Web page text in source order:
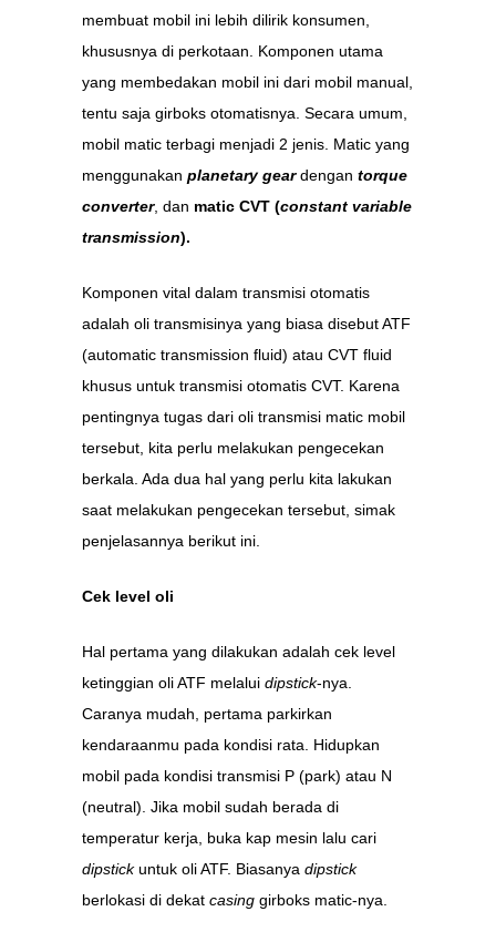
membuat mobil ini lebih dilirik konsumen,
khususnya di perkotaan. Komponen utama
yang membedakan mobil ini dari mobil manual,
tentu saja girboks otomatisnya. Secara umum,
mobil matic terbagi menjadi 2 jenis. Matic yang
menggunakan planetary geardengan torque
converter, dan matic CVT (constant variable
transmission).
Komponen vital dalam transmisi otomatis
adalah oli transmisinya yang biasa disebut ATF
(automatic transmission fluid) atau CVT fluid
khusus untuk transmisi otomatis CVT. Karena
pentingnya tugas dari oli transmisi matic mobil
tersebut, kita perlu melakukan pengecekan
berkala. Ada dua hal yang perlu kita lakukan
saat melakukan pengecekan tersebut, simak
penjelasannya berikut ini.
Cek level oli
Hal pertama yang dilakukan adalah cek level
ketinggian oli ATF melalui dipstick-nya.
Caranya mudah, pertama parkirkan
kendaraanmu pada kondisi rata. Hidupkan
mobil pada kondisi transmisi P (park) atau N
(neutral). Jika mobil sudah berada di
temperatur kerja, buka kap mesin lalu cari
dipstickuntuk oli ATF. Biasanya dipstick
berlokasi di dekat casing girboks matic-nya.